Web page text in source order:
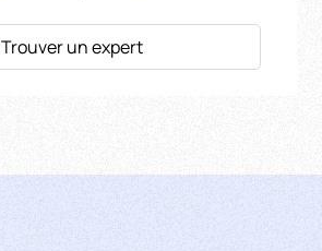
Trouver un expert